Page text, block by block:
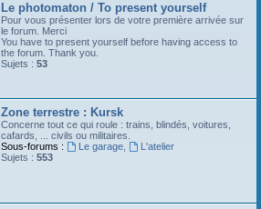
Le photomaton / To present yourself
Pour vous présenter lors de votre première arrivée sur
le forum. Merci
You have to present yourself before having access to
the forum. Thank you.
Sujets : 53
Zone terrestre : Kursk
Concerne tout ce qui roule : trains, blindés, voitures,
cafards, ... civils ou militaires.
Sous-forums :
Le garage,
L'atelier
Sujets : 553